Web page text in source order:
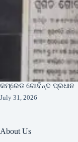
କମ୍ରେଡ ଗୋବିନ୍ଦ ପ୍ରଧାନ
July 31, 2026
About Us